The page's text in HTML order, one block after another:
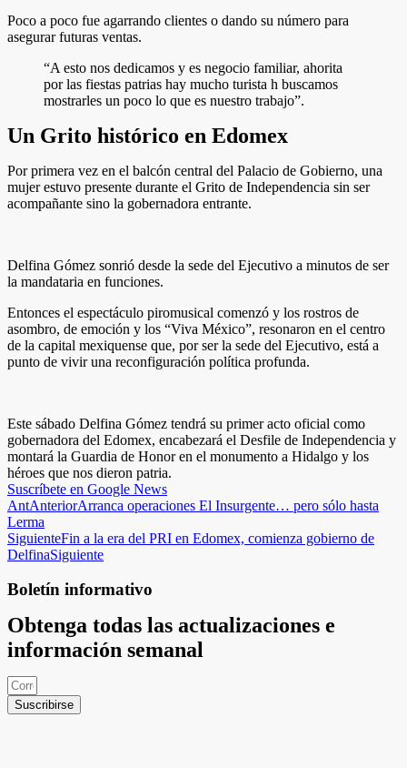
Poco a poco fue agarrando clientes o dando su número para
asegurar futuras ventas.
“A esto nos dedicamos y es negocio familiar, ahorita
por las fiestas patrias hay mucho turista h buscamos
mostrarles un poco lo que es nuestro trabajo”.
Un Grito histórico en Edomex
Por primera vez en el balcón central del Palacio de Gobierno, una
mujer estuvo presente durante el Grito de Independencia sin ser
acompañante sino la gobernadora entrante.
Delfina Gómez sonrió desde la sede del Ejecutivo a minutos de ser
la mandataria en funciones.
Entonces el espectáculo piromusical comenzó y los rostros de
asombro, de emoción y los “Viva México”, resonaron en el centro
de la capital mexiquense que, por ser la sede del Ejecutivo, está a
punto de vivir una reconfiguración política profunda.
Este sábado Delfina Gómez tendrá su primer acto oficial como
gobernadora del Edomex, encabezará el Desfile de Independencia y
montará la Guardia de Honor en el monumento a Hidalgo y los
héroes que nos dieron patria.
Suscríbete en Google News
AntAnteriorArranca operaciones El Insurgente… pero sólo hasta
Lerma
SiguienteFin a la era del PRI en Edomex, comienza gobierno de
DelfinaSiguiente
Boletín informativo
Obtenga todas las actualizaciones e
información semanal
Suscribirse